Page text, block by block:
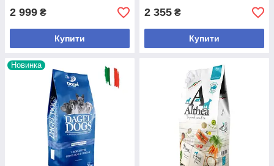
2 999 ₴
Купити
2 355 ₴
Купити
Новинка